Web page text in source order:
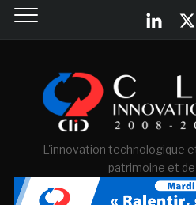
L'innovation technologique
patrimoine et